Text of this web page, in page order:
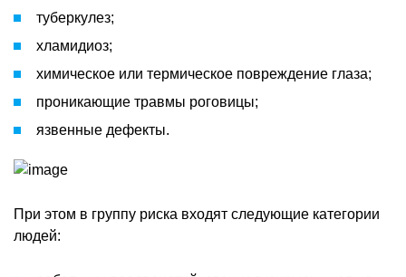
туберкулез;
хламидиоз;
химическое или термическое повреждение глаза;
проникающие травмы роговицы;
язвенные дефекты.
При этом в группу риска входят следующие категории
людей: